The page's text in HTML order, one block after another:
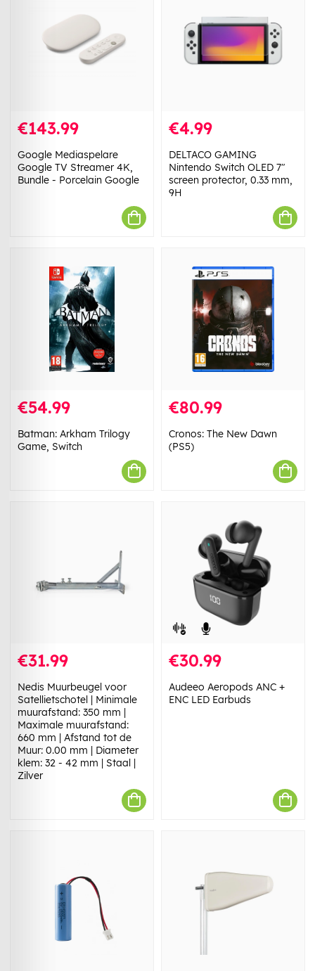
€143.99
Google Mediaspelare
Google TV Streamer 4K,
Bundle - Porcelain Google
€4.99
DELTACO GAMING
Nintendo Switch OLED 7"
screen protector, 0.33 mm,
9H
€54.99
Batman: Arkham Trilogy
Game, Switch
€80.99
Cronos: The New Dawn
(PS5)
€31.99
Nedis Muurbeugel voor
Satellietschotel | Minimale
muurafstand: 350 mm |
Maximale muurafstand:
660 mm | Afstand tot de
Muur: 0.00 mm | Diameter
klem: 32 - 42 mm | Staal |
Zilver
€30.99
Audeeo Aeropods ANC +
ENC LED Earbuds